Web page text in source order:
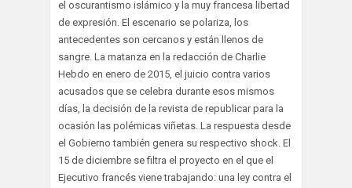
el oscurantismo islámico y la muy francesa libertad
de expresión. El escenario se polariza, los
antecedentes son cercanos y están llenos de
sangre. La matanza en la redacción de Charlie
Hebdo en enero de 2015, el juicio contra varios
acusados que se celebra durante esos mismos
días, la decisión de la revista de republicar para la
ocasión las polémicas viñetas. La respuesta desde
el Gobierno también genera su respectivo shock. El
15 de diciembre se filtra el proyecto en el que el
Ejecutivo francés viene trabajando: una ley contra el